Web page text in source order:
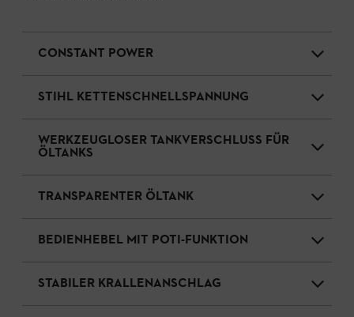
CONSTANT POWER
STIHL KETTENSCHNELLSPANNUNG
WERKZEUGLOSER TANKVERSCHLUSS FÜR
ÖLTANKS
TRANSPARENTER ÖLTANK
BEDIENHEBEL MIT POTI-FUNKTION
STABILER KRALLENANSCHLAG